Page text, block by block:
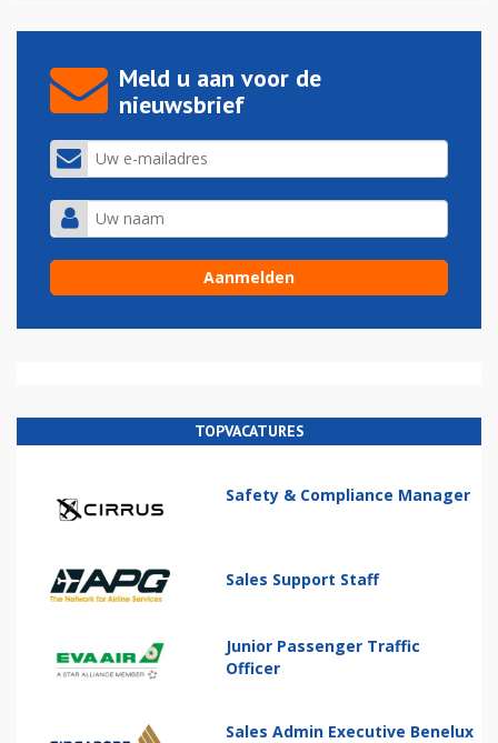
Meld u aan voor de
nieuwsbrief
TOPVACATURES
Safety & Compliance Manager
Sales Support Staff
Junior Passenger Traffic
Officer
Sales Admin Executive Benelux